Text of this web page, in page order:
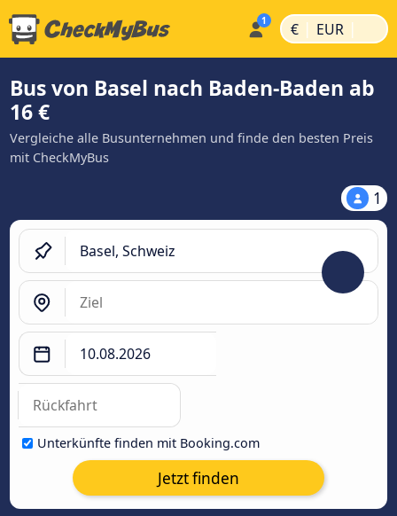
€ | EUR |
Bus von Basel nach Baden-Baden ab
16 €
Vergleiche alle Busunternehmen und finde den besten Preis
mit CheckMyBus
1
Unterkünfte finden mit Booking.com
Jetzt finden